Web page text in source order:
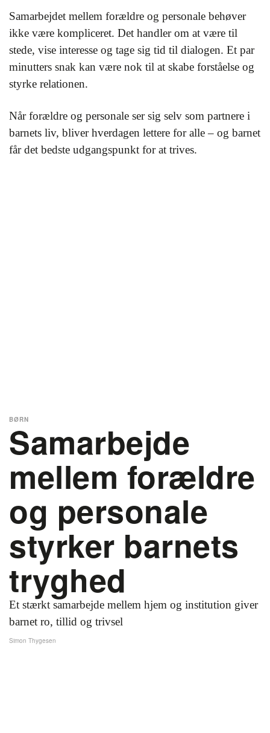
Samarbejdet mellem forældre og personale behøver
ikke være kompliceret. Det handler om at være til
stede, vise interesse og tage sig tid til dialogen. Et par
minutters snak kan være nok til at skabe forståelse og
styrke relationen.
Når forældre og personale ser sig selv som partnere i
barnets liv, bliver hverdagen lettere for alle – og barnet
får det bedste udgangspunkt for at trives.
Samarbejde
mellem forældre
og personale
styrker barnets
tryghed
Et stærkt samarbejde mellem hjem og institution giver
barnet ro, tillid og trivsel
BØRN
Simon Thygesen